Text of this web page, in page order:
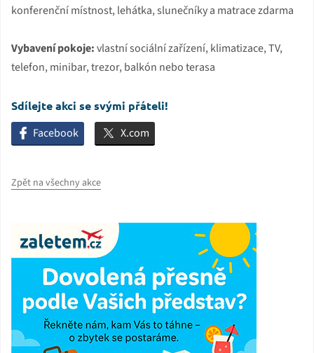
konferenční místnost, lehátka, slunečníky a matrace zdarma
Vybavení pokoje:vlastní sociální zařízení, klimatizace, TV,
telefon, minibar, trezor, balkón nebo terasa
Sdílejte akci se svými přáteli!
Facebook X.com
Zpět na všechny akce